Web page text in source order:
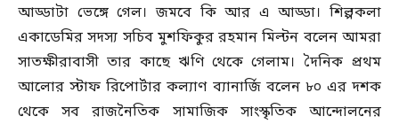
আড্ডাটা ভেঙ্গে গেল। জমবে কি আর এ আড্ডা। শিল্পকলা
একাডেমির সদস্য সচিব মুশফিকুর রহমান মিল্টন বলেন আমরা
সাতক্ষীরাবাসী তার কাছে ঋণি থেকে গেলাম। দৈনিক প্রথম
আলোর স্টাফ রিপোর্টার কল্যাণ ব্যানার্জি বলেন ৮০ এর দশক
থেকে সব রাজনৈতিক সামাজিক সাংস্কৃতিক আন্দোলনের